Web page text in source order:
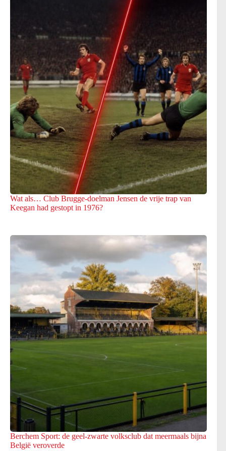
Wat als… Club Brugge-doelman Jensen de vrije trap van
Keegan had gestopt in 1976?
Berchem Sport: de geel-zwarte volksclub dat meermaals bijna
België veroverde